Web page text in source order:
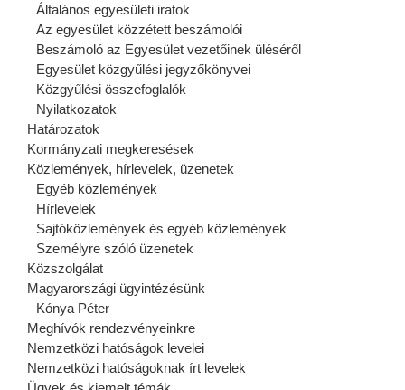
Általános egyesületi iratok
Az egyesület közzétett beszámolói
Beszámoló az Egyesület vezetőinek üléséről
Egyesület közgyűlési jegyzőkönyvei
Közgyűlési összefoglalók
Nyilatkozatok
Határozatok
Kormányzati megkeresések
Közlemények, hírlevelek, üzenetek
Egyéb közlemények
Hírlevelek
Sajtóközlemények és egyéb közlemények
Személyre szóló üzenetek
Közszolgálat
Magyarországi ügyintézésünk
Kónya Péter
Meghívók rendezvényeinkre
Nemzetközi hatóságok levelei
Nemzetközi hatóságoknak írt levelek